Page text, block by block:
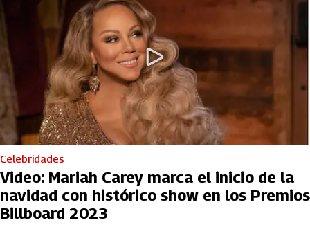
Celebridades
Video: Mariah Carey marca el inicio de la
navidad con histórico show en los Premios
Billboard 2023